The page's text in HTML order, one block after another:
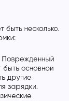
быть несколько.
Поврежденный
быть основной
другие
зарядки.